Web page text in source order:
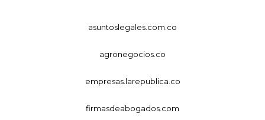
asuntoslegales.com.co
agronegocios.co
empresas.larepublica.co
firmasdeabogados.com